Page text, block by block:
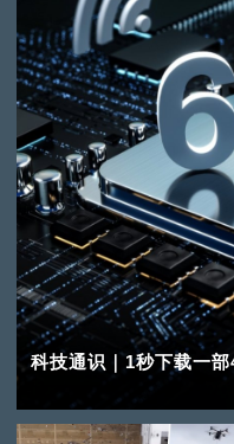
科技通识｜1秒下载一